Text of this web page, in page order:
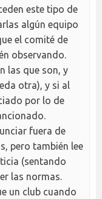
este tipo de
algún equipo
el comité de
observando.
las que son, y
otra), y si al
por lo de
fuera de
pero también lee
(sentando
las normas.
un club cuando